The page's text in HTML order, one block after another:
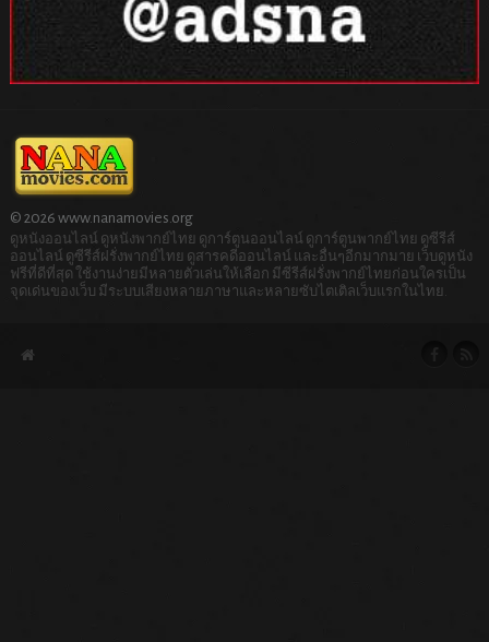
© 2026 www.nanamovies.org
ดูหนังออนไลน์ ดูหนังพากย์ไทย ดูการ์ตูนออนไลน์ ดูการ์ตูนพากย์ไทย ดูซีรีส์
ออนไลน์ ดูซีรีส์ฝรั่งพากย์ไทย ดูสารคดีออนไลน์ และอื่นๆอีกมากมาย เว็บดูหนัง
ฟรีที่ดีที่สุด ใช้งานง่ายมีหลายตัวเล่นให้เลือก มีซีรีส์ฝรั่งพากย์ไทยก่อนใครเป็น
จุดเด่นของเว็บ มีระบบเสียงหลายภาษาและหลายซับไตเติลเว็บแรกในไทย.